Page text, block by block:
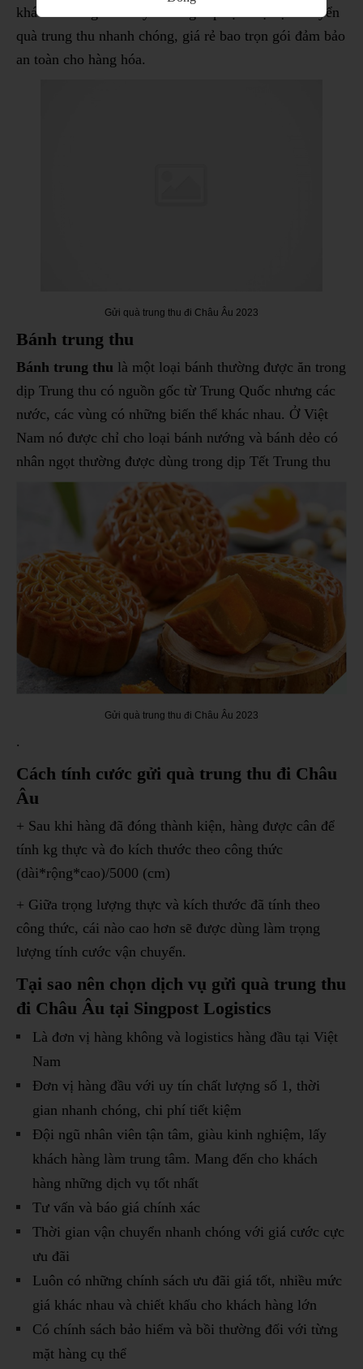
khách. Chúng tôi chuyên cung cấp dịch vụ vận chuyển
quà trung thu nhanh chóng, giá rẻ bao trọn gói đảm bảo
an toàn cho hàng hóa.
Gửi quà trung thu đi Châu Âu 2023
Bánh trung thu
Bánh trung thu là một loại bánh thường được ăn trong
dịp Trung thu có nguồn gốc từ Trung Quốc nhưng các
nước, các vùng có những biến thể khác nhau. Ở Việt
Nam nó được chỉ cho loại bánh nướng và bánh dẻo có
nhân ngọt thường được dùng trong dịp Tết Trung thu
Gửi quà trung thu đi Châu Âu 2023
.
Cách tính cước gửi quà trung thu đi Châu
Âu
+ Sau khi hàng đã đóng thành kiện, hàng được cân để
tính kg thực và đo kích thước theo công thức
(dài*rộng*cao)/5000 (cm)
+ Giữa trọng lượng thực và kích thước đã tính theo
công thức, cái nào cao hơn sẽ được dùng làm trọng
lượng tính cước vận chuyển.
Tại sao nên chọn dịch vụ gửi quà trung thu
đi Châu Âu tại Singpost Logistics
Là đơn vị hàng không và logistics hàng đầu tại Việt
Nam
Đơn vị hàng đầu với uy tín chất lượng số 1, thời
gian nhanh chóng, chi phí tiết kiệm
Đội ngũ nhân viên tận tâm, giàu kinh nghiệm, lấy
khách hàng làm trung tâm. Mang đến cho khách
hàng những dịch vụ tốt nhất
Tư vấn và báo giá chính xác
Thời gian vận chuyển nhanh chóng với giá cước cực
ưu đãi
Luôn có những chính sách ưu đãi giá tốt, nhiều mức
giá khác nhau và chiết khấu cho khách hàng lớn
Có chính sách bảo hiểm và bồi thường đối với từng
mặt hàng cụ thể